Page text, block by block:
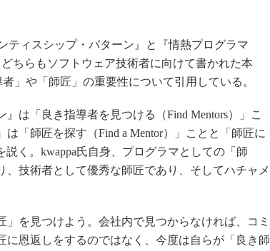
ティスシップ・パターン』と『情熱プログラマ
ちらもソフトウェア技術者に向けて書かれた本
」や「師匠」の重要性について引用している。
は「良き指導者を見つける（Find Mentors）」こ
「師匠を探す（Find a Mentor）」ことと「師匠に
説く。kwappa氏自身、プログラマとしての「師
、技術者として優秀な師匠であり、そしてハチャメ
を見つけよう。会社内で見つからなければ、コミ
に恩返しをするのではなく、今度は自らが「良き師